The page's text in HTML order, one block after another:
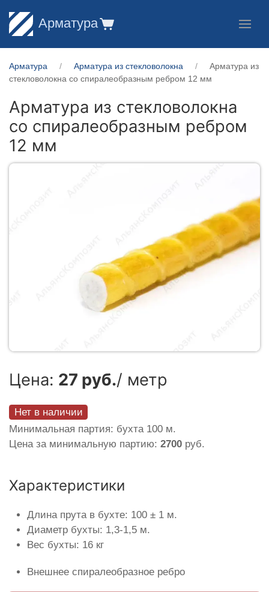
Арматура
Арматура Арматура из стекловолокна
Арматура из
стекловолокна со спиралеобразным ребром 12 мм
Арматура из стекловолокна
со спиралеобразным ребром
12 мм
Цена: 27 руб./ метр
Нет в наличии
Минимальная партия: бухта 100 м.
Цена за минимальную партию: 2700 руб.
Характеристики
Длина прута в бухте: 100 ± 1 м.
Диаметр бухты: 1,3-1,5 м.
Вес бухты: 16 кг
Внешнее спиралеобразное ребро